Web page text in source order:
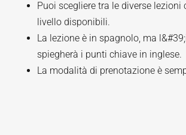
Puoi scegliere tra le diverse
livello disponibili.
La lezione è in spagnolo, ma
spiegherà i punti chiave in inglese.
La modalità di prenotazione è